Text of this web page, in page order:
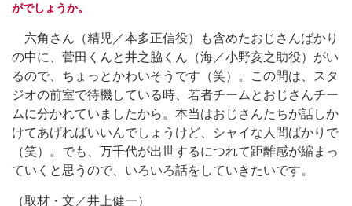
がでしょうか。
六角さん（精児／本多正信役）も含めたおじさんばかり
の中に、菅田くんと井之脇くん（海／小野亥之助役）がい
るので、ちょっとかわいそうです（笑）。この間は、スタ
ジオの前室で待機している時、若者チームとおじさんチー
ムに分かれていましたから。本当はおじさんたちが話しか
けてあげればいいんでしょうけど、シャイな人間ばかりで
（笑）。でも、万千代が出世するにつれて距離感が縮まっ
ていくと思うので、いろいろ話をしていきたいです。
（取材・文／井上健一）